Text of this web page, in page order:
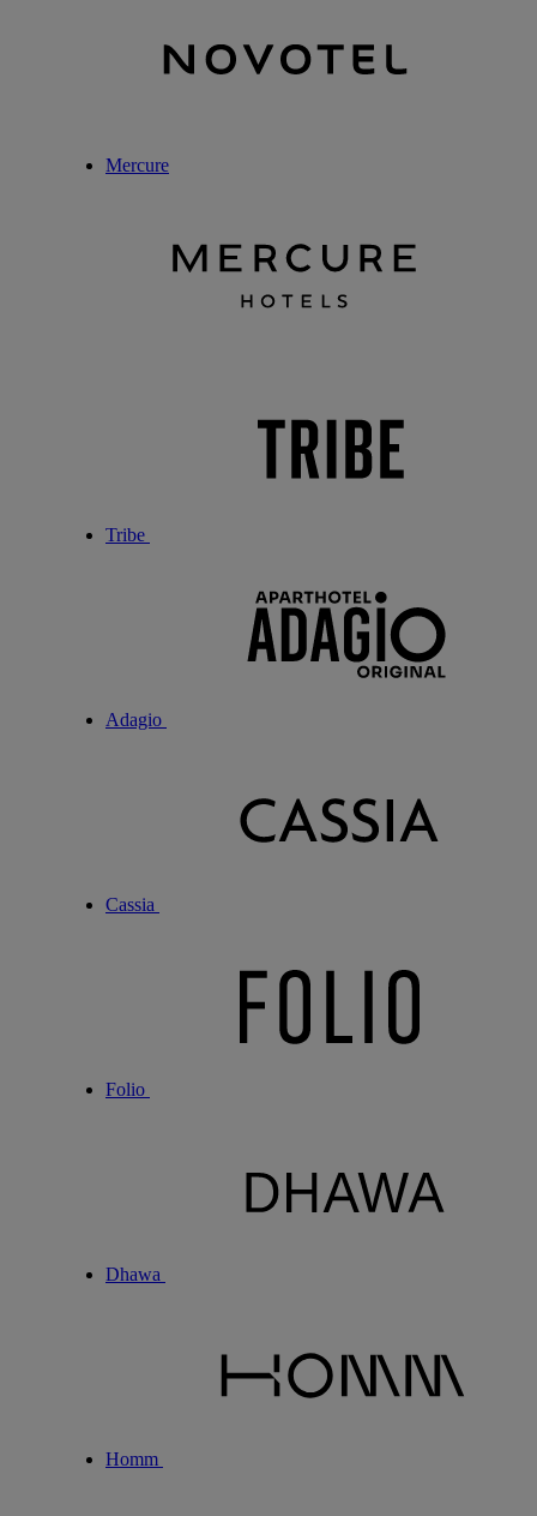
Mercure
Tribe
Adagio
Cassia
Folio
Dhawa
Homm